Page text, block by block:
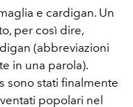
e cardigan. Un
per così dire,
(abbreviazioni
in una parola).
sono stati finalmente
popolari nel